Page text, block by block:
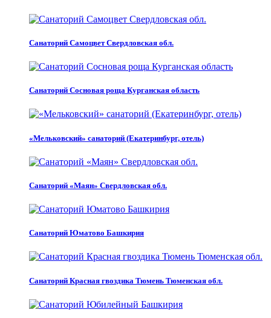
Санаторий Самоцвет Свердловская обл.
Санаторий Сосновая роща Курганская область
«Мельковский» санаторий (Екатеринбург, отель)
Санаторий «Маян» Свердловская обл.
Санаторий Юматово Башкирия
Санаторий Красная гвоздика Тюмень Тюменская обл.